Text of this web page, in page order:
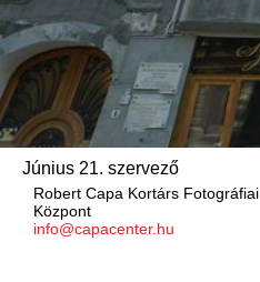
Június 21. szervező
Robert Capa Kortárs Fotográfiai
Központ
info@capacenter.hu